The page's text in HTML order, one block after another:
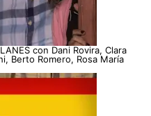
con Dani Rovira, Clara
Berto Romero, Rosa María